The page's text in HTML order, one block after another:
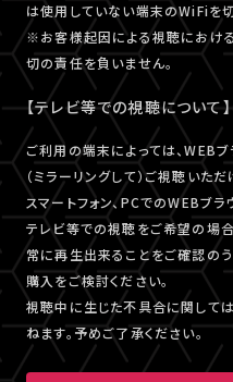
は使用していない端末のWiFiを
※お客様起因による視聴におけ
切の責任を負いません。
【テレビ等での視聴について】
ご利用の端末によっては、WEB
（ミラーリングして）ご視聴いた
スマートフォン、PCでのWEBブラ
テレビ等での視聴をご希望の場
常に再生出来ることをご確認の
購入をご検討ください。
視聴中に生じた不具合に関して
ねます。予めご了承ください。